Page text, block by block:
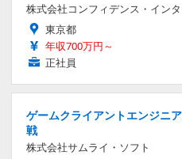
株式会社コンフィデンス・イン
東京都
年収700万円～
正社員
ゲームクライアントエンジニ
戦
株式会社サムライ・ソフト